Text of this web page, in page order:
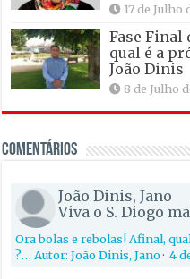
17 de Julho
Fase Final
qual é a
João Dinis
8 de Julho
Comentários
João Dinis, Jano
Viva o S. Diogo
Ora bolas e rebolas! Afinal,
?… Autor: João Dinis, Jano·4